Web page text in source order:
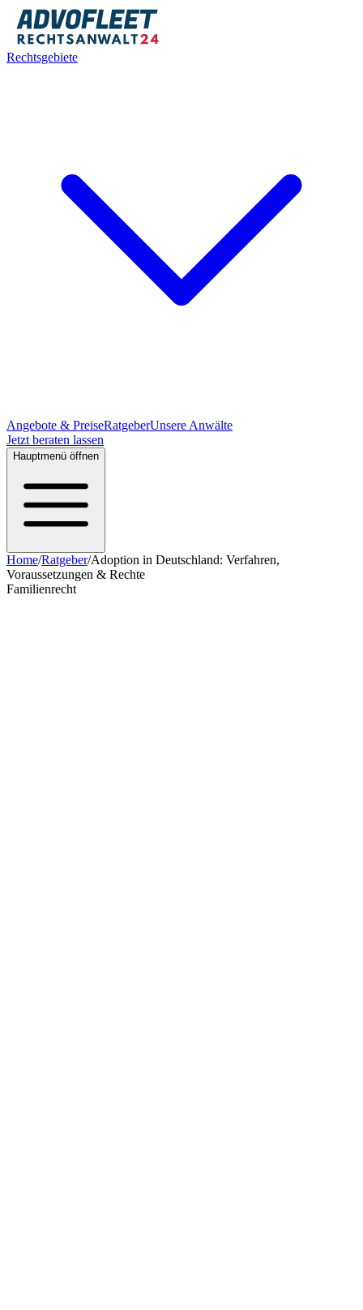
Rechtsgebiete
Angebote & PreiseRatgeberUnsere Anwälte
Jetzt beraten lassen
Hauptmenü öffnen
Home/Ratgeber/Adoption in Deutschland: Verfahren,
Voraussetzungen & Rechte
Familienrecht